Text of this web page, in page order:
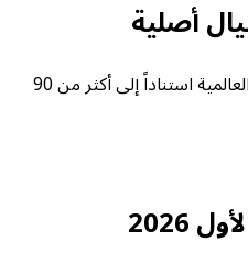
أصلية
تحليل مستقل لاتجاهات الاحتيال العالمية استناداً إلى أكثر من 90
2026